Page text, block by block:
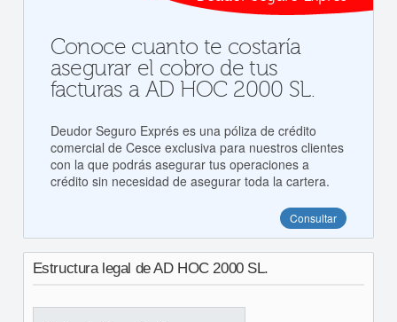
Conoce cuanto te costaría
asegurar el cobro de tus
facturas a AD HOC 2000 SL.
Deudor Seguro Exprés es una póliza de crédito
comercial de Cesce exclusiva para nuestros clientes
con la que podrás asegurar tus operaciones a
crédito sin necesidad de asegurar toda la cartera.
Consultar
Estructura legal de AD HOC 2000 SL.